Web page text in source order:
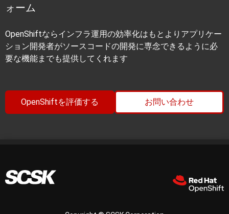
ォーム
OpenShiftならインフラ運用の効率化はもとよりアプリケー
ション開発者がソースコードの開発に専念できるように必
要な機能までも提供してくれます
OpenShiftを評価する お問い合わせ